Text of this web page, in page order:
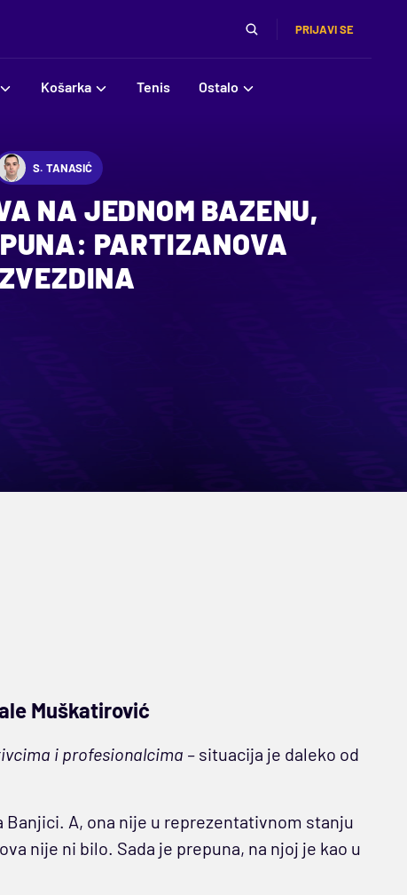
PRIJAVI SE
Košarka Tenis Ostalo
S. TANASIĆ
NA JEDNOM BAZENU,
PARTIZANOVA
Muškatirović
i profesionalcima –situacija je daleko od
Banjici. A, ona nije u reprezentativnom stanju
nije ni bilo. Sada je prepuna, na njoj je kao u